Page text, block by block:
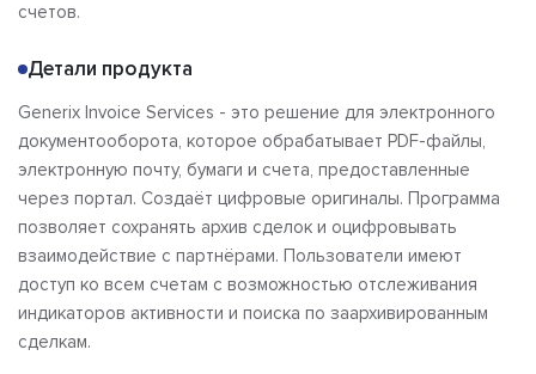
счетов.
Детали продукта
Generix Invoice Services - это решение для электронного
документооборота, которое обрабатывает PDF-файлы,
электронную почту, бумаги и счета, предоставленные
через портал. Создаёт цифровые оригиналы. Программа
позволяет сохранять архив сделок и оцифровывать
взаимодействие с партнёрами. Пользователи имеют
доступ ко всем счетам с возможностью отслеживания
индикаторов активности и поиска по заархивированным
сделкам.